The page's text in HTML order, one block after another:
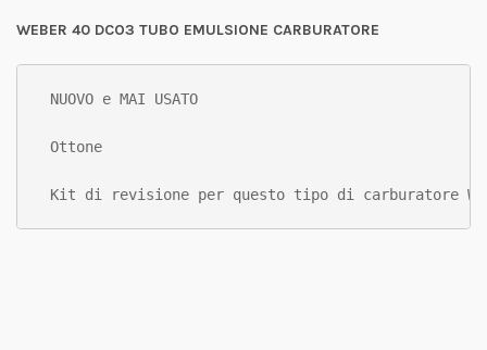
WEBER 40 DCO3 TUBO EMULSIONE CARBURATORE
NUOVO e MAI USATO
Ottone
Kit di revisione per questo tipo di carburatore